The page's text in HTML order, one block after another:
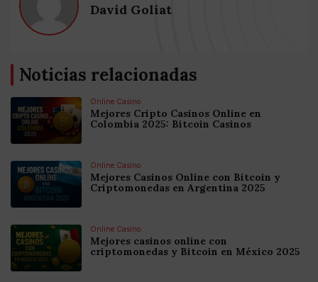
David Goliat
Noticias relacionadas
Online Casino
Mejores Cripto Casinos Online en
Colombia 2025: Bitcoin Casinos
Online Casino
Mejores Casinos Online con Bitcoin y
Criptomonedas en Argentina 2025
Online Casino
Mejores casinos online con
criptomonedas y Bitcoin en México 2025